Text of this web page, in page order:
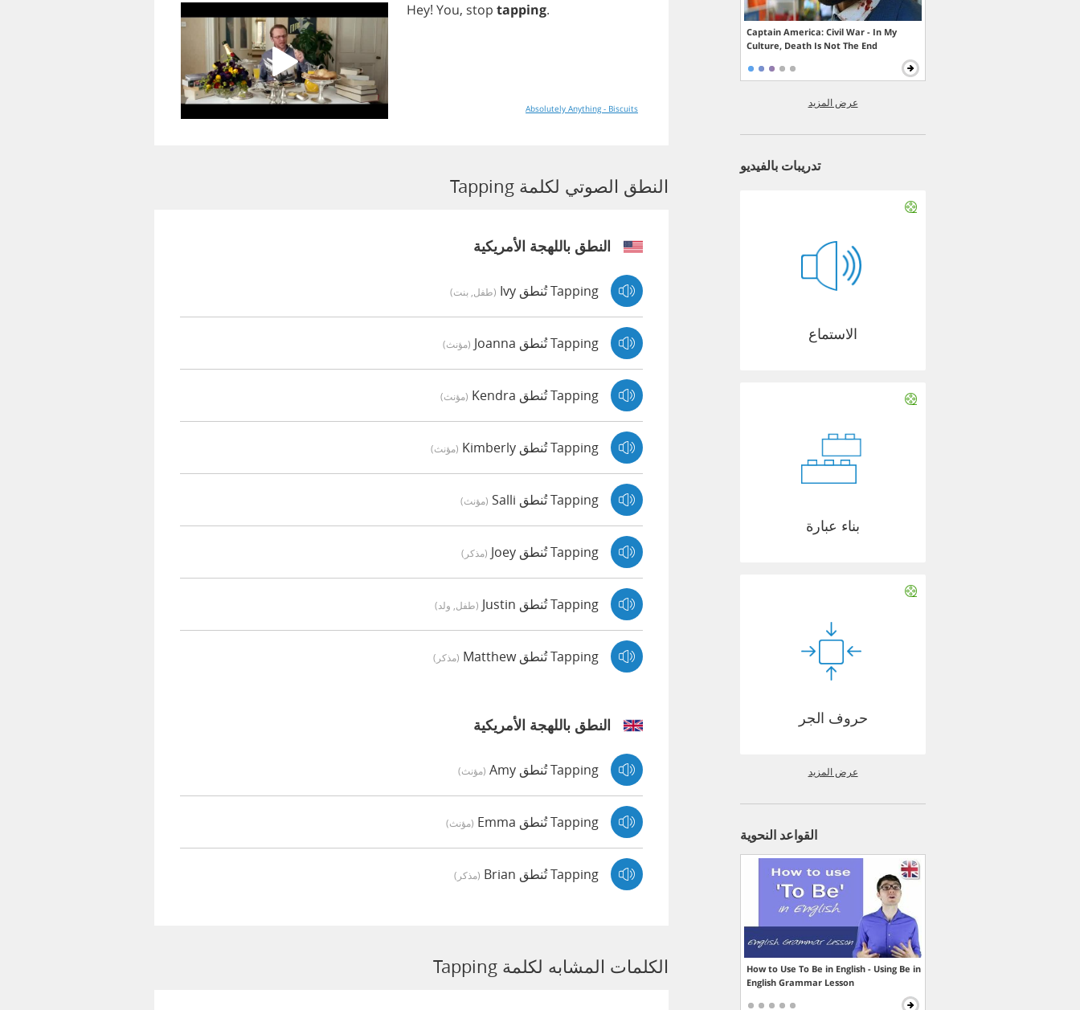
Hey! You, stop tapping.
Absolutely Anything - Biscuits
النطق الصوتي لكلمة Tapping
النطق باللهجة الأمريكية
Tapping تُنطق Ivy (طفل, بنت)
Tapping تُنطق Joanna (مؤنث)
Tapping تُنطق Kendra (مؤنث)
Tapping تُنطق Kimberly (مؤنث)
Tapping تُنطق Salli (مؤنث)
Tapping تُنطق Joey (مذكر)
Tapping تُنطق Justin (طفل, ولد)
Tapping تُنطق Matthew (مذكر)
النطق باللهجة الأمريكية
Tapping تُنطق Amy (مؤنث)
Tapping تُنطق Emma (مؤنث)
Tapping تُنطق Brian (مذكر)
الكلمات المشابه لكلمة Tapping
Captain America: Civil War - In My
Culture, Death Is Not The End
عرض المزيد
تدريبات بالفيديو
الاستماع
بناء عبارة
حروف الجر
عرض المزيد
القواعد النحوية
How to Use To Be in English - Using Be in
English Grammar Lesson